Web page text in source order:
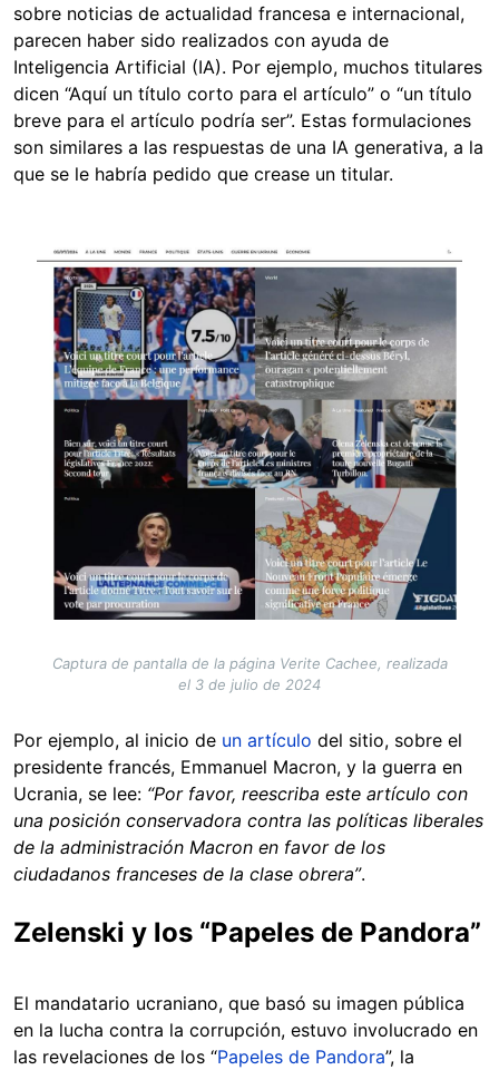
sobre noticias de actualidad francesa e internacional,
parecen haber sido realizados con ayuda de
Inteligencia Artificial (IA). Por ejemplo, muchos titulares
dicen “Aquí un título corto para el artículo” o “un título
breve para el artículo podría ser”. Estas formulaciones
son similares a las respuestas de una IA generativa, a la
que se le habría pedido que crease un titular.
Image
Captura de pantalla de la página Verite Cachee, realizada
el 3 de julio de 2024
Por ejemplo, al inicio de un artículo del sitio, sobre el
presidente francés, Emmanuel Macron, y la guerra en
Ucrania, se lee: “Por favor, reescriba este artículo con
una posición conservadora contra las políticas liberales
de la administración Macron en favor de los
ciudadanos franceses de la clase obrera”.
Zelenski y los “Papeles de Pandora”
El mandatario ucraniano, que basó su imagen pública
en la lucha contra la corrupción, estuvo involucrado en
las revelaciones de los “Papeles de Pandora”, la